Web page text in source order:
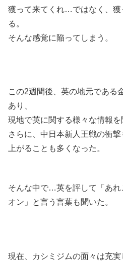
獲って来てくれ…ではなく、獲
る。
そんな感覚に陥ってしまう。
この2週間後、英の地元である
あり、
現地で英に関する様々な情報を
さらに、中日本新人王戦の衝
上がることも多くなった。
そんな中で…英を評して「あ
オン」と言う言葉も聞いた。
現在、カシミジムの面々は充実